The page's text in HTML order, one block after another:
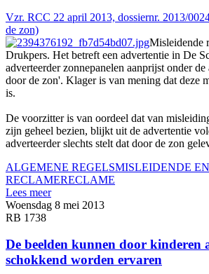
Vzr. RCC 22 april 2013, dossiernr. 2013/
de zon)
Misleidende
Drukpers. Het betreft een advertentie in De
adverteerder zonnepanelen aanprijst onder
door de zon'. Klager is van mening dat deze
is.
De voorzitter is van oordeel dat van
zijn geheel bezien, blijkt uit de advertentie
adverteerder slechts stelt dat door de zon
ALGEMENE REGELSMISLEIDENDE
RECLAMERECLAME
Lees meer
Woensdag 8 mei 2013
RB 1738
De beelden kunnen door kinderen
schokkend worden ervaren